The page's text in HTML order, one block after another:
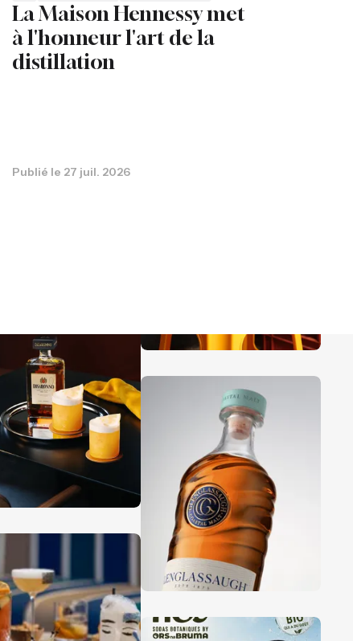
La Maison Hennessy met
à l'honneur l'art de la
distillation
Publié le 27 juil. 2026